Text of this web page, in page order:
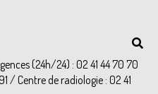
(24h/24) : 02 41 44 70 70
/ Centre de radiologie : 02 41